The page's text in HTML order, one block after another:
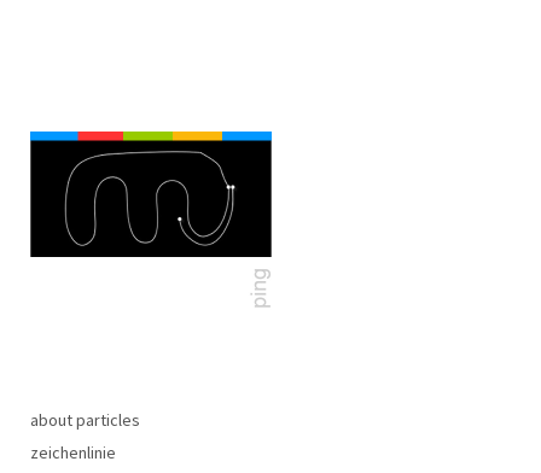
about particles
zeichenlinie